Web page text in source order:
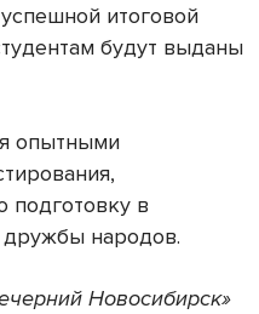
итоговой
будут выданы
опытными
в
дружбы народов.
Новосибирск»